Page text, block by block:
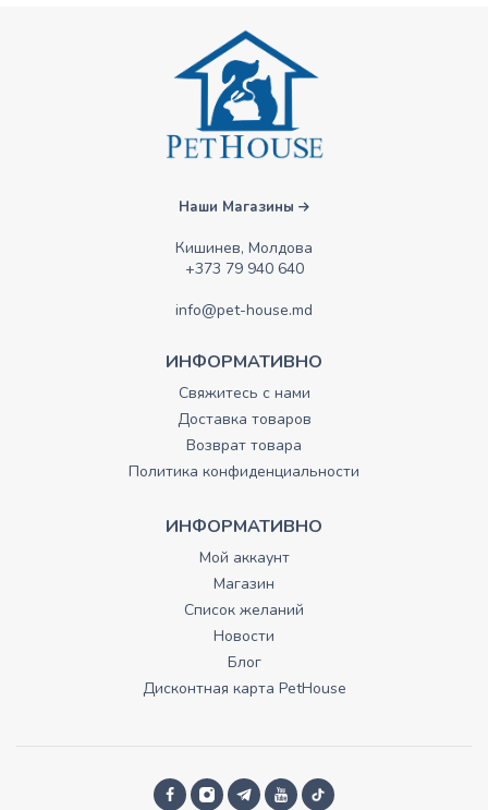
Наши Магазины
Кишинев, Молдова
+373 79 940 640
info@pet-house.md
ИНФОРМАТИВНО
Свяжитесь с нами
Доставка товаров
Возврат товара
Политика конфиденциальности
ИНФОРМАТИВНО
Мой аккаунт
Магазин
Список желаний
Новости
Блог
Дисконтная карта PetHouse